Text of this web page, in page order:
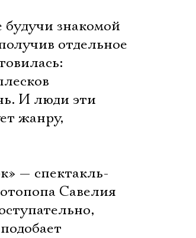
будучи знакомой
отдельное
И люди эти
жанру,
— спектакль-
Савелия